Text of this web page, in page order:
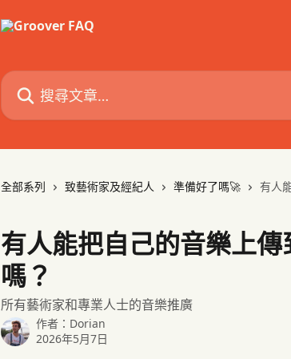
搜尋文章…
全部系列 致藝術家及經紀人 準備好了嗎🚀 有人
有人能把自己的音樂上
嗎？
所有藝術家和專業人士的音樂推廣
作者： Dorian
2026年5月7日